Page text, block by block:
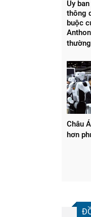
Ủy
thông
buộc
Châu
hơn